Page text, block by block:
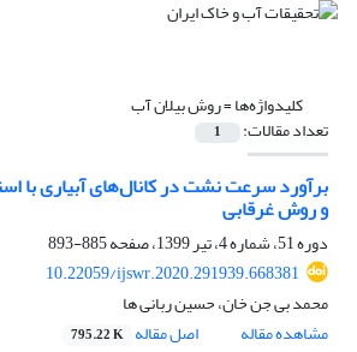
کلیدواژه‌ها =روش بیلان آب
تعداد مقالات: 1
برآورد سرعت نشت در کانال‌های آبیاری با
و روش غرقابی
دوره 51، شماره 4، تیر 1399، صفحه
885-893
10.22059/ijswr.2020.291939.668381
محمد بی جن خان، حسین ربانی ها
مشاهده مقاله
اصل مقاله 795.22 K